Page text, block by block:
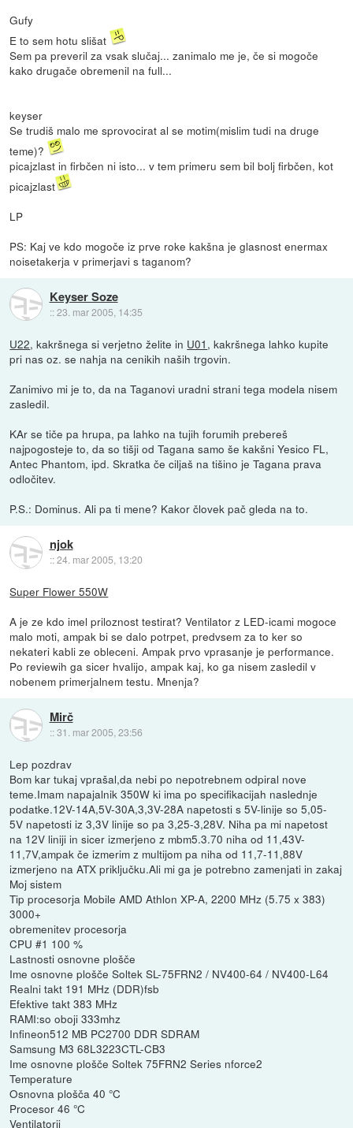
Gufy
E to sem hotu slišat
Sem pa preveril za vsak slučaj... zanimalo me je, če si mogoče
kako drugače obremenil na full...
keyser
Se trudiš malo me sprovocirat al se motim(mislim tudi na druge
teme)?
picajzlast in firbčen ni isto... v tem primeru sem bil bolj firbčen, kot
picajzlast
LP
PS: Kaj ve kdo mogoče iz prve roke kakšna je glasnost enermax
noisetakerja v primerjavi s taganom?
Keyser Soze
::23. mar 2005, 14:35
U22, kakršnega si verjetno želite in U01 , kakršnega lahko kupite
pri nas oz. se nahja na cenikih naših trgovin.
Zanimivo mi je to, da na Taganovi uradni strani tega modela nisem
zasledil.
KAr se tiče pa hrupa, pa lahko na tujih forumih prebereš
najpogosteje to, da so tišji od Tagana samo še kakšni Yesico FL,
Antec Phantom, ipd. Skratka če ciljaš na tišino je Tagana prava
odločitev.
P.S.: Dominus. Ali pa ti mene? Kakor človek pač gleda na to.
njok
::24. mar 2005, 13:20
Super Flower 550W
A je ze kdo imel priloznost testirat? Ventilator z LED-icami mogoce
malo moti, ampak bi se dalo potrpet, predvsem za to ker so
nekateri kabli ze obleceni. Ampak prvo vprasanje je performance.
Po reviewih ga sicer hvalijo, ampak kaj, ko ga nisem zasledil v
nobenem primerjalnem testu. Mnenja?
Mirč
::31. mar 2005, 23:56
Lep pozdrav
Bom kar tukaj vprašal,da nebi po nepotrebnem odpiral nove
teme.Imam napajalnik 350W ki ima po specifikacijah naslednje
podatke.12V-14A,5V-30A,3,3V-28A napetosti s 5V-linije so 5,05-
5V napetosti iz 3,3V linije so pa 3,25-3,28V. Niha pa mi napetost
na 12V liniji in sicer izmerjeno z mbm5.3.70 niha od 11,43V-
11,7V,ampak če izmerim z multijom pa niha od 11,7-11,88V
izmerjeno na ATX priključku.Ali mi ga je potrebno zamenjati in zakaj
Moj sistem
Tip procesorja Mobile AMD Athlon XP-A, 2200 MHz (5.75 x 383)
3000+
obremenitev procesorja
CPU #1 100 %
Lastnosti osnovne plošče
Ime osnovne plošče Soltek SL-75FRN2 / NV400-64 / NV400-L64
Realni takt 191 MHz (DDR)fsb
Efektive takt 383 MHz
RAMI:so oboji 333mhz
Infineon512 MB PC2700 DDR SDRAM
Samsung M3 68L3223CTL-CB3
Ime osnovne plošče Soltek 75FRN2 Series nforce2
Temperature
Osnovna plošča 40 °C
Procesor 46 °C
Ventilatorji